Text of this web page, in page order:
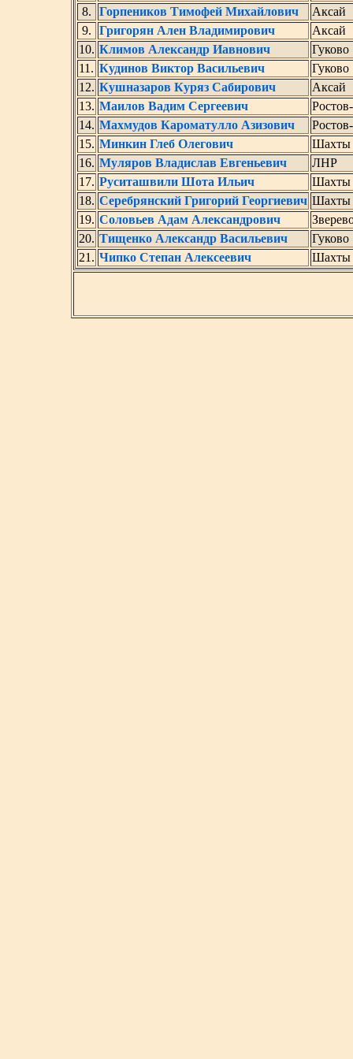
8. Горпеников Тимофей Михайлович
Аксай
9.
Григорян Ален Владимирович
Аксай
10. Климов Александр Иавнович
Гуково
11. Кудинов Виктор Васильевич
Гуково
12. Кушназаров Куряз Сабирович
Аксай
13. Маилов Вадим Сергеевич
14. Махмудов Кароматулло Азизович
15. Минкин Глеб Олегович
Шахты
16. Муляров Владислав Евгеньевич
ЛНР
17. Руситашвили Шота Ильич
Шахты
18. Серебрянский Григорий Георгиевич Шахты
19. Соловьев Адам Александрович
20. Тищенко Александр Васильевич
Гуково
21. Чипко Степан Алексеевич Шахты